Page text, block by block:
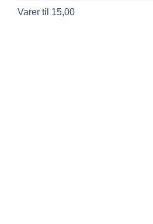
Varer til 15,00